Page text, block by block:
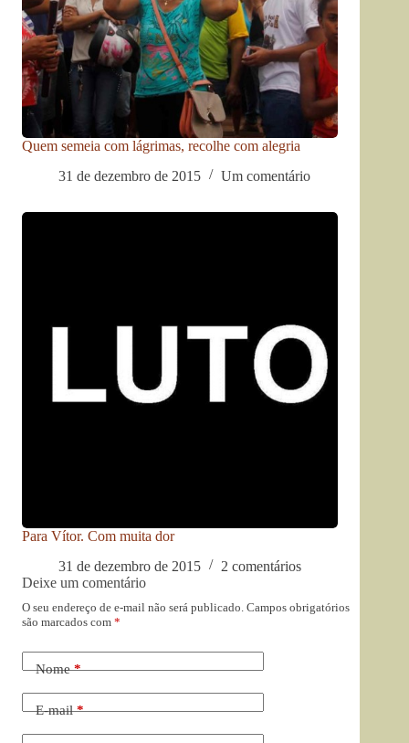
Quem semeia com lágrimas, recolhe com alegria
31 de dezembro de 2015
Um comentário
Para Vítor. Com muita dor
31 de dezembro de 2015
2 comentários
Deixe um comentário
O seu endereço de e-mail não será publicado. Campos obrigatórios
são marcados com *
Nome*
E-mail*